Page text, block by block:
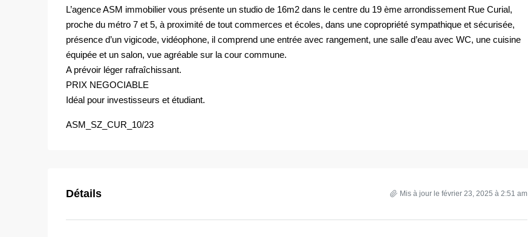
L’agence ASM immobilier vous présente un studio de 16m2 dans le centre du 19 ème arrondissement Rue Curial,
proche du métro 7 et 5, à proximité de tout commerces et écoles, dans une copropriété sympathique et sécurisée,
présence d’un vigicode, vidéophone, il comprend une entrée avec rangement, une salle d’eau avec WC, une cuisine
équipée et un salon, vue agréable sur la cour commune.
A prévoir léger rafraîchissant.
PRIX NEGOCIABLE
Idéal pour investisseurs et étudiant.
ASM_SZ_CUR_10/23
Détails Mis à jour le février 23, 2025 à 2:51 am